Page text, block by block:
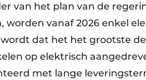
van het plan van de
worden vanaf 2026 enkel
dat het het grootste
op elektrisch
met lange